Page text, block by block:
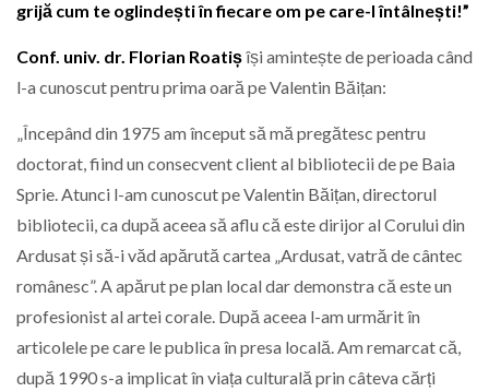
grijă cum te oglindești în fiecare om pe care-l întâlnești!”
Conf. univ. dr. Florian Roatișîși amintește de perioada când
l-a cunoscut pentru prima oară pe Valentin Băițan:
„Începând din 1975 am început să mă pregătesc pentru
doctorat, fiind un consecvent client al bibliotecii de pe Baia
Sprie. Atunci l-am cunoscut pe Valentin Băițan, directorul
bibliotecii, ca după aceea să aflu că este dirijor al Corului din
Ardusat și să-i văd apărută cartea „Ardusat, vatră de cântec
românesc”. A apărut pe plan local dar demonstra că este un
profesionist al artei corale. După aceea l-am urmărit în
articolele pe care le publica în presa locală. Am remarcat că,
după 1990 s-a implicat în viața culturală prin câteva cărți